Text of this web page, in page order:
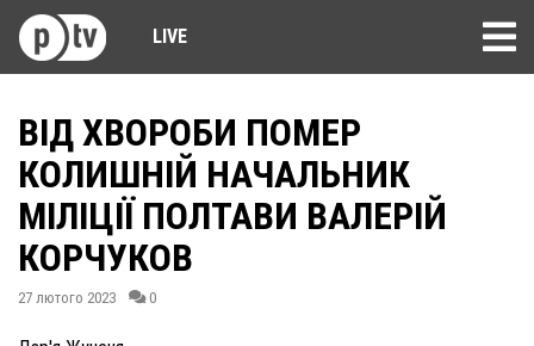
LIVE
ВІД ХВОРОБИ ПОМЕР
КОЛИШНІЙ НАЧАЛЬНИК
МІЛІЦІЇ ПОЛТАВИ ВАЛЕРІЙ
КОРЧУКОВ
27 лютого 2023 0